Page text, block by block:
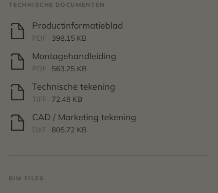
TECHNISCHE DOCUMENTEN
Productinformatieblad
PDF · 398.15 KB
Montagehandleiding
PDF · 563.25 KB
Technische tekening
TIFF · 72.48 KB
CAD / Marketing tekening
DXF · 805.72 KB
BIM FILES